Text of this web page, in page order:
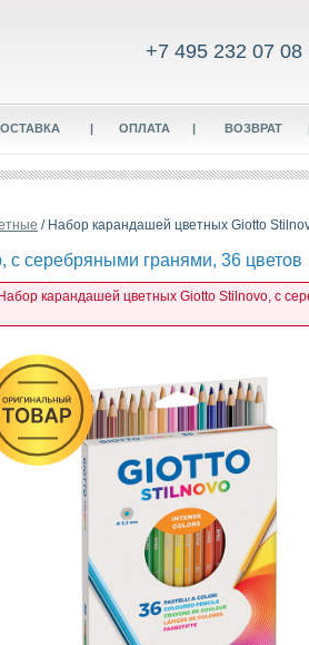
+7 495 232 07 08
| ОПЛАТА | ВОЗВРАТ
/ Набор карандашей цветных Giotto
серебряными гранями, 36 цветов
карандашей цветных Giotto Stilnovo, с